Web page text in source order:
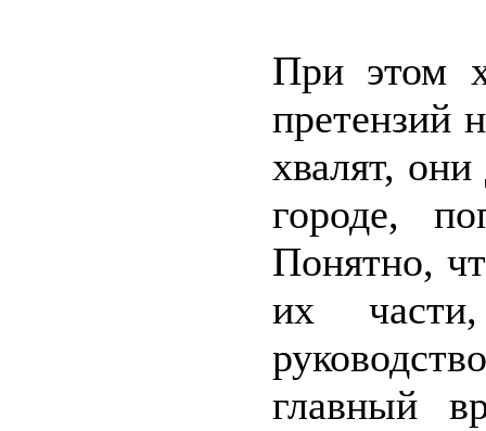
При этом
претензий
хвалят,
городе,
Понятно,
их
главный